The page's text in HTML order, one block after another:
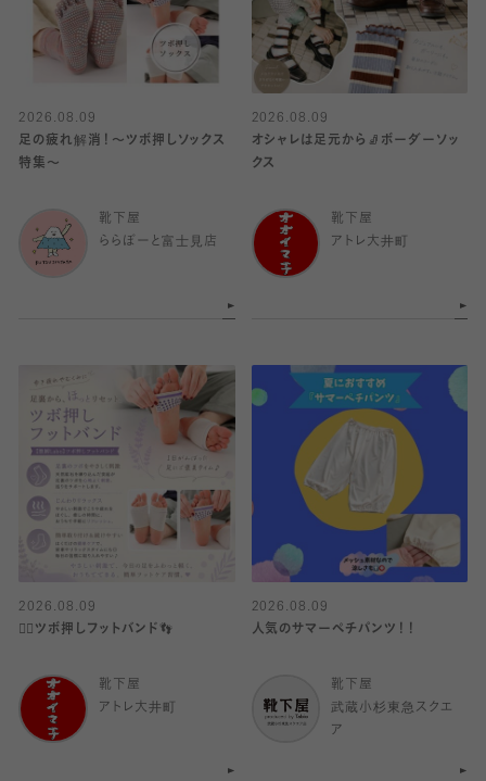
2026.08.09
足の疲れ解消！〜ツボ押しソックス
特集〜
靴下屋
ららぽーと富士見店
2026.08.09
オシャレは足元から🧦ボーダーソッ
クス
靴下屋
アトレ大井町
2026.08.09
👍🏻ツボ押しフットバンド👣
靴下屋
アトレ大井町
2026.08.09
人気のサマーペチパンツ！！
靴下屋
武蔵小杉東急スクエ
ア